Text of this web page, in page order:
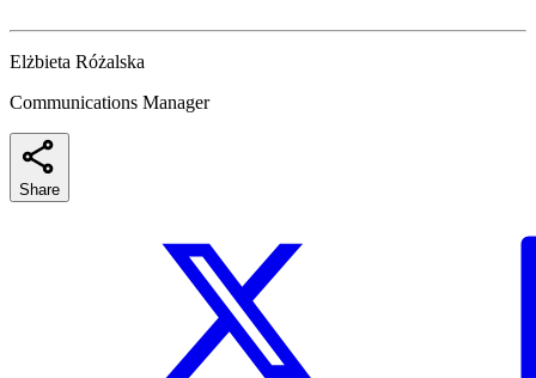
Elżbieta Różalska
Communications Manager
Share